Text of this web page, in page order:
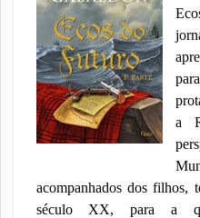
a
acompanhados dos filhos,
século XX, para a